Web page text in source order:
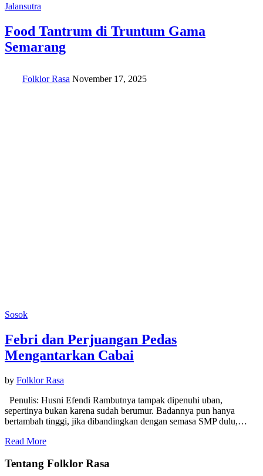
Jalansutra
Food Tantrum di Truntum Gama
Semarang
Folklor Rasa November 17, 2025
Sosok
Febri dan Perjuangan Pedas
Mengantarkan Cabai
by Folklor Rasa
Penulis: Husni Efendi Rambutnya tampak dipenuhi uban,
sepertinya bukan karena sudah berumur. Badannya pun hanya
bertambah tinggi, jika dibandingkan dengan semasa SMP dulu,…
Read More
Tentang Folklor Rasa